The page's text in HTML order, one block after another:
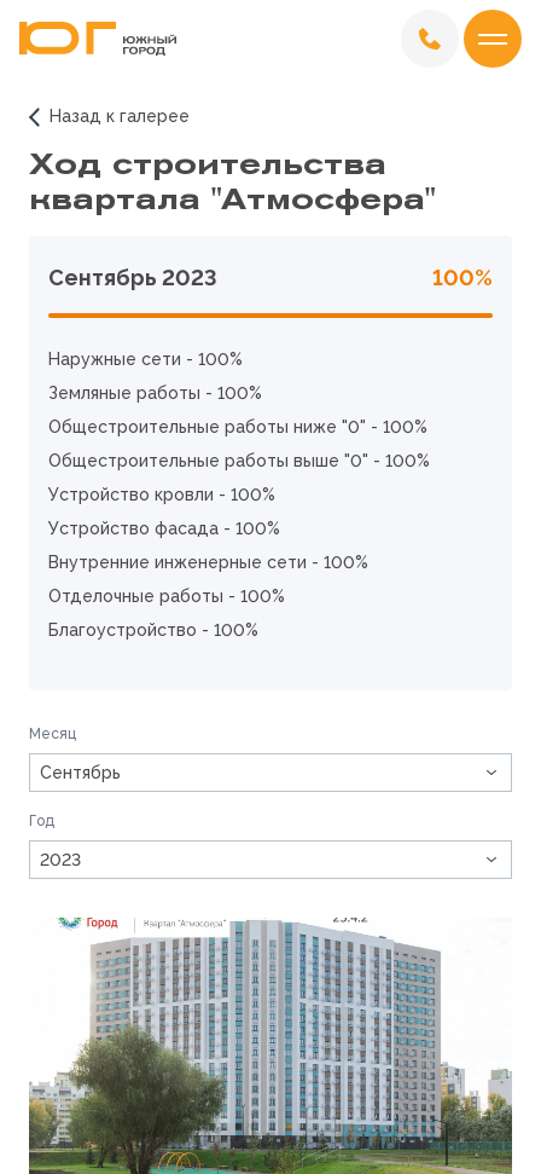
Назад к галерее
Ход строительства
квартала "Атмосфера"
Сентябрь 2023 100%
Наружные сети - 100%
Земляные работы - 100%
Общестроительные работы ниже "0" - 100%
Общестроительные работы выше "0" - 100%
Устройство кровли - 100%
Устройство фасада - 100%
Внутренние инженерные сети - 100%
Отделочные работы - 100%
Благоустройство - 100%
Месяц
Сентябрь
Год
2023